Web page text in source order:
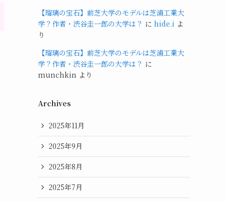
【瑠璃の宝石】前芝大学のモデルは芝浦工業大
学？作者・渋谷圭一郎の大学は？ に hide.i よ
り
【瑠璃の宝石】前芝大学のモデルは芝浦工業大
学？作者・渋谷圭一郎の大学は？ に
munchkin より
Archives
2025年11月
2025年9月
2025年8月
2025年7月